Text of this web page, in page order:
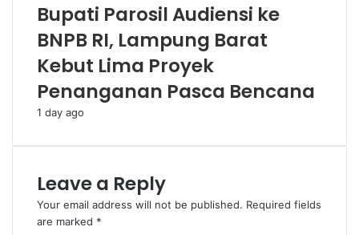
Bupati Parosil Audiensi ke
BNPB RI, Lampung Barat
Kebut Lima Proyek
Penanganan Pasca Bencana
1 day ago
Leave a Reply
Your email address will not be published. Required fields
are marked *